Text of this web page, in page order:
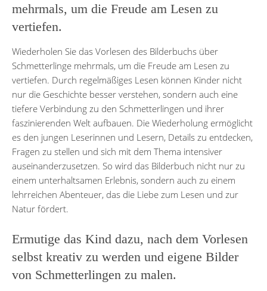
mehrmals, um die Freude am Lesen zu
vertiefen.
Wiederholen Sie das Vorlesen des Bilderbuchs über
Schmetterlinge mehrmals, um die Freude am Lesen zu
vertiefen. Durch regelmäßiges Lesen können Kinder nicht
nur die Geschichte besser verstehen, sondern auch eine
tiefere Verbindung zu den Schmetterlingen und ihrer
faszinierenden Welt aufbauen. Die Wiederholung ermöglicht
es den jungen Leserinnen und Lesern, Details zu entdecken,
Fragen zu stellen und sich mit dem Thema intensiver
auseinanderzusetzen. So wird das Bilderbuch nicht nur zu
einem unterhaltsamen Erlebnis, sondern auch zu einem
lehrreichen Abenteuer, das die Liebe zum Lesen und zur
Natur fördert.
Ermutige das Kind dazu, nach dem Vorlesen
selbst kreativ zu werden und eigene Bilder
von Schmetterlingen zu malen.